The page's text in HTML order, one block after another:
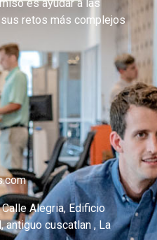
obtener información
de Impacto Social